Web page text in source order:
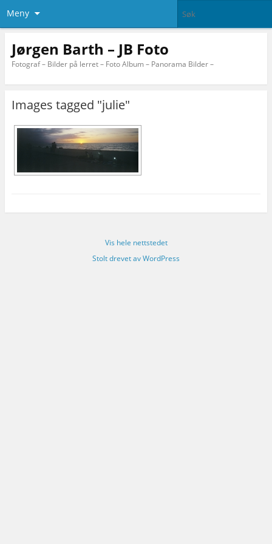
Meny
Jørgen Barth – JB Foto
Fotograf – Bilder på lerret – Foto Album – Panorama Bilder –
Images tagged "julie"
Vis hele nettstedet
Stolt drevet av WordPress